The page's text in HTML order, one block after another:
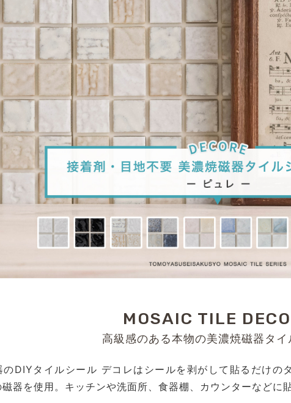
MOSAIC TILE
高級感のある本物の美濃焼磁器タイ
のDIYタイルシール デコレはシールを剥がして貼るだけの
磁器を使用。キッチンや洗面所、食器棚、カウンターなどに